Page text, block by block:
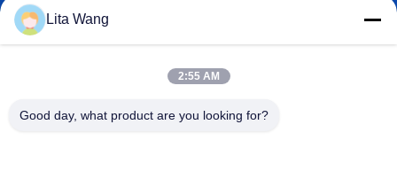
Lita Wang
2:55 AM
Good day, what product are you looking for?